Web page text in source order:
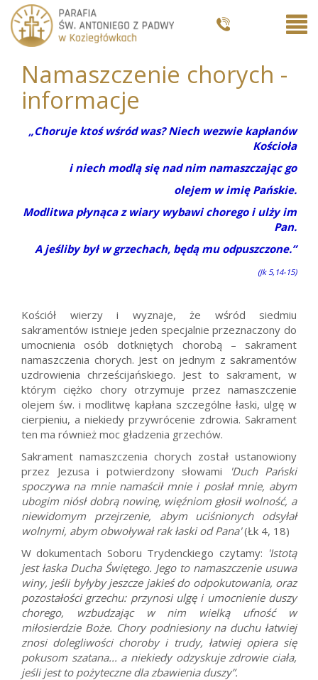
Namaszczenie chorych -
informacje
„Choruje ktoś wśród was? Niech wezwie kapłanów
Kościoła
i niech modlą się nad nim namaszczając go
olejem w imię Pańskie.
Modlitwa płynąca z wiary wybawi chorego i ulży im
Pan.
A jeśliby był w grzechach, będą mu odpuszczone.”
(Jk 5,14-15)
Kościół wierzy i wyznaje, że wśród siedmiu
sakramentów istnieje jeden specjalnie przeznaczony do
umocnienia osób dotkniętych chorobą – sakrament
namaszczenia chorych. Jest on jednym z sakramentów
uzdrowienia chrześcijańskiego. Jest to sakrament, w
którym ciężko chory otrzymuje przez namaszczenie
olejem św. i modlitwę kapłana szczególne łaski, ulgę w
cierpieniu, a niekiedy przywrócenie zdrowia. Sakrament
ten ma również moc gładzenia grzechów.
Sakrament namaszczenia chorych został ustanowiony
przez Jezusa i potwierdzony słowami
'Duch Pański
spoczywa na mnie namaścił mnie i posłał mnie, abym
ubogim niósł dobrą nowinę, więźniom głosił wolność, a
niewidomym przejrzenie, abym uciśnionych odsyłał
wolnymi, abym obwoływał rak łaski od Pana'(Łk 4, 18)
W dokumentach Soboru Trydenckiego czytamy: 'Istotą
jest łaska Ducha Świętego. Jego to namaszczenie usuwa
winy, jeśli byłyby jeszcze jakieś do odpokutowania, oraz
pozostałości grzechu: przynosi ulgę i umocnienie duszy
chorego, wzbudzając w nim wielką ufność w
miłosierdzie Boże. Chory podniesiony na duchu łatwiej
znosi dolegliwości choroby i trudy, łatwiej opiera się
pokusom szatana... a niekiedy odzyskuje zdrowie ciała,
jeśli jest to pożyteczne dla zbawienia duszy”.